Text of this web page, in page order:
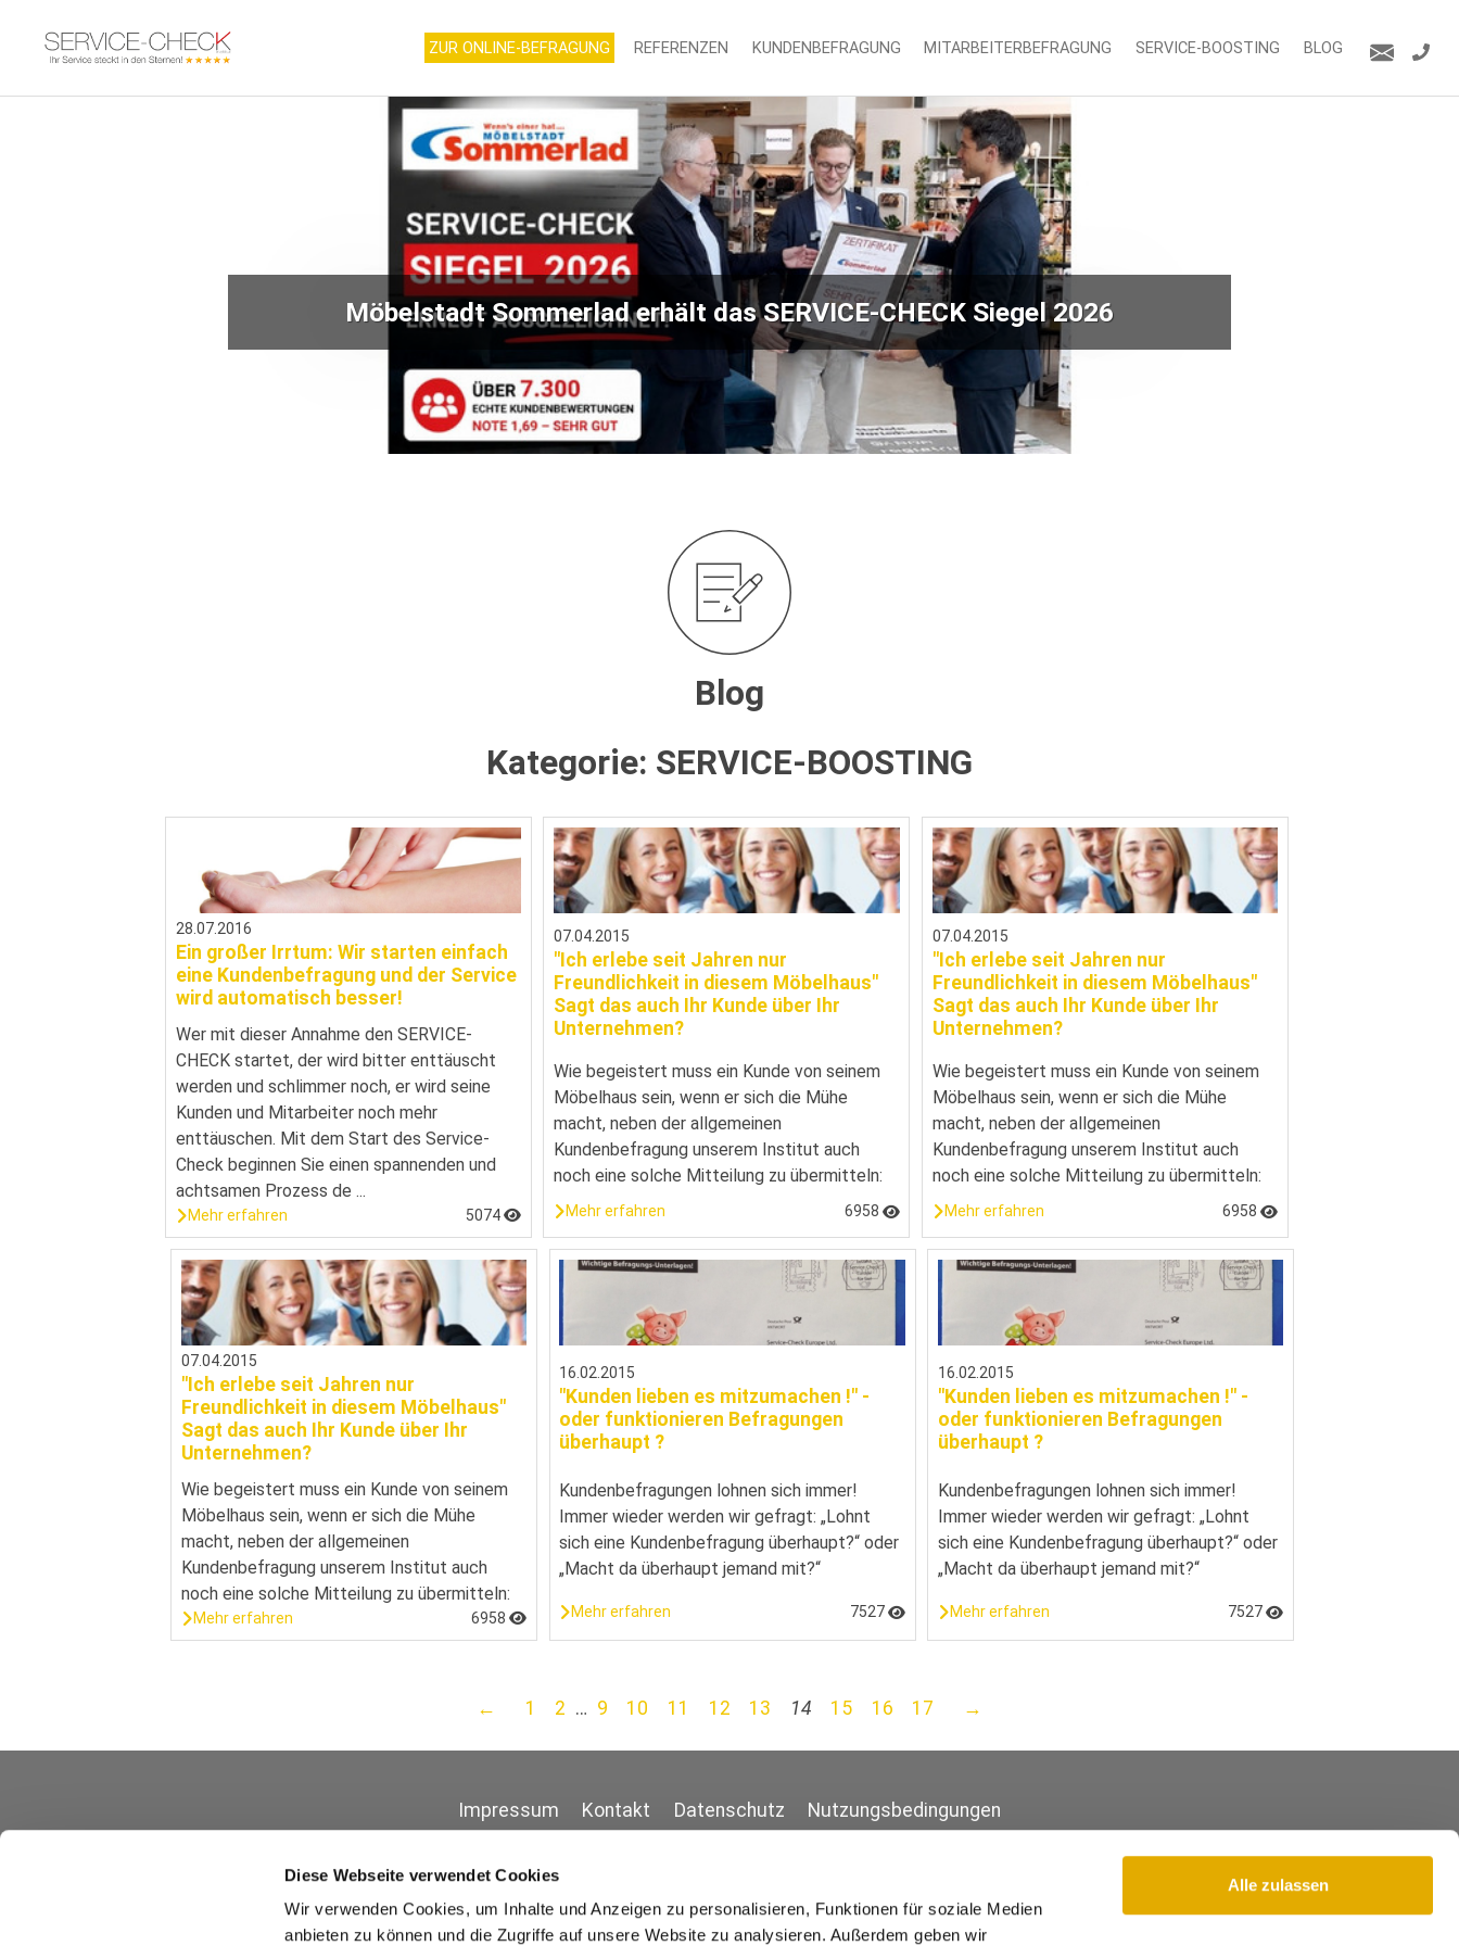
Diese Webseite verwendet Cookies
Wir verwenden Cookies, um Inhalte und Anzeigen zu personalisieren, Funktionen für soziale Medien
anbieten zu können und die Zugriffe auf unsere Website zu analysieren. Außerdem geben wir
Alle zulassen
ZUR ONLINE-BEFRAGUNG REFERENZEN KUNDENBEFRAGUNG MITARBEITERBEFRAGUNG SERVICE-BOOSTING BLOG
Möbelstadt Sommerlad erhält das SERVICE-CHECK Siegel 2026
Blog
Kategorie: SERVICE-BOOSTING
28.07.2016
Ein großer Irrtum: Wir starten einfach
eine Kundenbefragung und der Service
wird automatisch besser!
Wer mit dieser Annahme den SERVICE-
CHECK startet, der wird bitter enttäuscht
werden und schlimmer noch, er wird seine
Kunden und Mitarbeiter noch mehr
enttäuschen. Mit dem Start des Service-
Check beginnen Sie einen spannenden und
achtsamen Prozess de ...
Mehr erfahren 5074
07.04.2015
"Ich erlebe seit Jahren nur
Freundlichkeit in diesem Möbelhaus"
Sagt das auch Ihr Kunde über Ihr
Unternehmen?
Wie begeistert muss ein Kunde von seinem
Möbelhaus sein, wenn er sich die Mühe
macht, neben der allgemeinen
Kundenbefragung unserem Institut auch
noch eine solche Mitteilung zu übermitteln:
Mehr erfahren 6958
07.04.2015
"Ich erlebe seit Jahren nur
Freundlichkeit in diesem Möbelhaus"
Sagt das auch Ihr Kunde über Ihr
Unternehmen?
Wie begeistert muss ein Kunde von seinem
Möbelhaus sein, wenn er sich die Mühe
macht, neben der allgemeinen
Kundenbefragung unserem Institut auch
noch eine solche Mitteilung zu übermitteln:
Mehr erfahren 6958
07.04.2015
"Ich erlebe seit Jahren nur
Freundlichkeit in diesem Möbelhaus"
Sagt das auch Ihr Kunde über Ihr
Unternehmen?
Wie begeistert muss ein Kunde von seinem
Möbelhaus sein, wenn er sich die Mühe
macht, neben der allgemeinen
Kundenbefragung unserem Institut auch
noch eine solche Mitteilung zu übermitteln:
Mehr erfahren 6958
16.02.2015
"Kunden lieben es mitzumachen !" -
oder funktionieren Befragungen
überhaupt ?
Kundenbefragungen lohnen sich immer!
Immer wieder werden wir gefragt: „Lohnt
sich eine Kundenbefragung überhaupt?“ oder
„Macht da überhaupt jemand mit?“
Mehr erfahren 7527
16.02.2015
"Kunden lieben es mitzumachen !" -
oder funktionieren Befragungen
überhaupt ?
Kundenbefragungen lohnen sich immer!
Immer wieder werden wir gefragt: „Lohnt
sich eine Kundenbefragung überhaupt?“ oder
„Macht da überhaupt jemand mit?“
Mehr erfahren 7527
← 1 2 … 9 10 11 12 13 14 15 16 17 →
Impressum Kontakt Datenschutz Nutzungsbedingungen